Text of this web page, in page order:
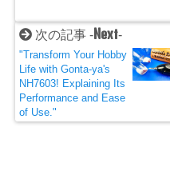
次の記事 -Next-
"Transform Your Hobby
Life with Gonta-ya's
NH7603! Explaining Its
Performance and Ease
of Use."